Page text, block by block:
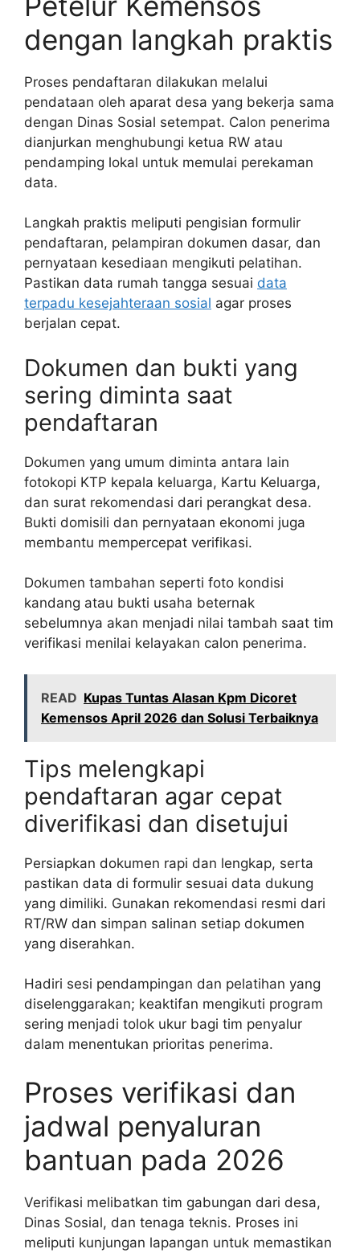
dengan langkah praktis
Proses pendaftaran dilakukan melalui
pendataan oleh aparat desa yang bekerja sama
dengan Dinas Sosial setempat. Calon penerima
dianjurkan menghubungi ketua RW atau
pendamping lokal untuk memulai perekaman
data.
Langkah praktis meliputi pengisian formulir
pendaftaran, pelampiran dokumen dasar, dan
pernyataan kesediaan mengikuti pelatihan.
Pastikan data rumah tangga sesuai data
terpadu kesejahteraan sosial agar proses
berjalan cepat.
Dokumen dan bukti yang
sering diminta saat
pendaftaran
Dokumen yang umum diminta antara lain
fotokopi KTP kepala keluarga, Kartu Keluarga,
dan surat rekomendasi dari perangkat desa.
Bukti domisili dan pernyataan ekonomi juga
membantu mempercepat verifikasi.
Dokumen tambahan seperti foto kondisi
kandang atau bukti usaha beternak
sebelumnya akan menjadi nilai tambah saat tim
verifikasi menilai kelayakan calon penerima.
READ Kupas Tuntas Alasan Kpm Dicoret
Kemensos April 2026 dan Solusi Terbaiknya
Tips melengkapi
pendaftaran agar cepat
diverifikasi dan disetujui
Persiapkan dokumen rapi dan lengkap, serta
pastikan data di formulir sesuai data dukung
yang dimiliki. Gunakan rekomendasi resmi dari
RT/RW dan simpan salinan setiap dokumen
yang diserahkan.
Hadiri sesi pendampingan dan pelatihan yang
diselenggarakan; keaktifan mengikuti program
sering menjadi tolok ukur bagi tim penyalur
dalam menentukan prioritas penerima.
Proses verifikasi dan
jadwal penyaluran
bantuan pada 2026
Verifikasi melibatkan tim gabungan dari desa,
Dinas Sosial, dan tenaga teknis. Proses ini
meliputi kunjungan lapangan untuk memastikan